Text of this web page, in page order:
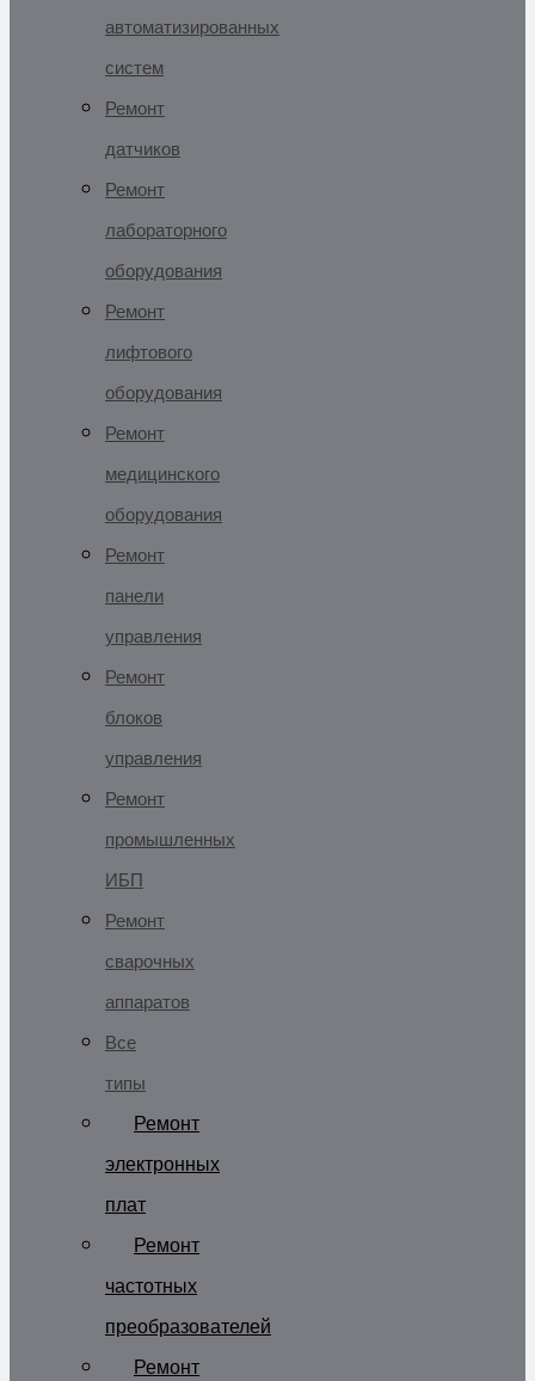
автоматизированных
систем
Ремонт
датчиков
Ремонт
лабораторного
оборудования
Ремонт
лифтового
оборудования
Ремонт
медицинского
оборудования
Ремонт
панели
управления
Ремонт
блоков
управления
Ремонт
промышленных
ИБП
Ремонт
сварочных
аппаратов
Все
типы
Ремонт
электронных
плат
Ремонт
частотных
преобразователей
Ремонт